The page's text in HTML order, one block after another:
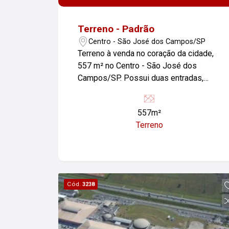
Terreno - Padrão
Centro - São José dos Campos/SP
Terreno à venda no coração da cidade,
557 m² no Centro - São José dos
Campos/SP. Possui duas entradas,
Agende sua visita e faça uma
essa oportunidade
557m²
Terreno
Cód. 3238